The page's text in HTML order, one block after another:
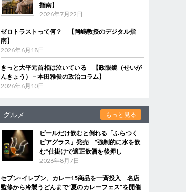
指南】
2026年7月22日
ゼロトラストって何？ 【岡嶋教授のデジタル指
南】
2026年6月18日
きっと大平元首相は泣いている 【政眼鏡（せいが
んきょう）－本田雅俊の政治コラム】
2026年6月10日
グルメ もっと見る
ビールだけ飲むと倒れる「ふらつく
ビアグラス」発売 “強制的に水を飲
む”仕掛けで適正飲酒を後押し
2026年8月7日
セブン‐イレブン、カレー15商品を一斉投入 名店
監修から冷製うどんまで“夏のカレーフェス”を開催